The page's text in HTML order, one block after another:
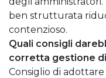
ben strutturata
contenzioso.
Quali consigli
corretta gestione
Consiglio di